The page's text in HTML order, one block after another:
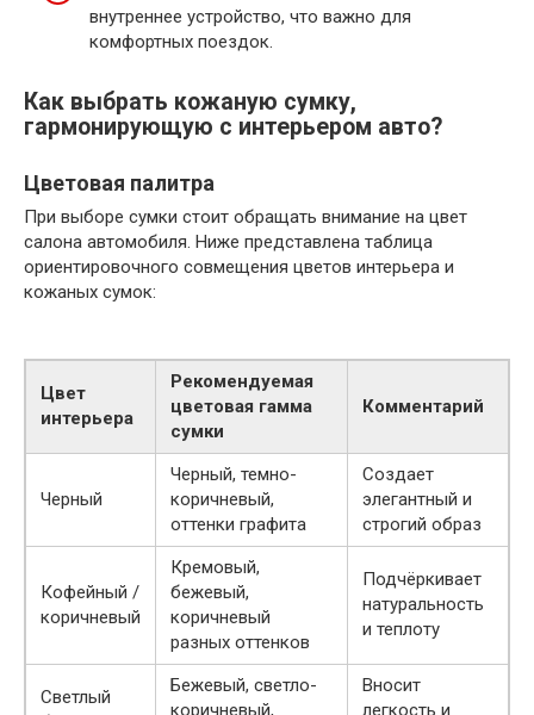
внутреннее устройство, что важно для
комфортных поездок.
Как выбрать кожаную сумку,
гармонирующую с интерьером авто?
Цветовая палитра
При выборе сумки стоит обращать внимание на цвет
салона автомобиля. Ниже представлена таблица
ориентировочного совмещения цветов интерьера и
кожаных сумок:
Цвет
интерьера
Рекомендуемая
цветовая гамма
сумки
Комментарий
Черный
Черный, темно-
коричневый,
оттенки графита
Создает
элегантный и
строгий образ
Кофейный /
коричневый
Кремовый,
бежевый,
коричневый
разных оттенков
Подчёркивает
натуральность
и теплоту
Светлый
Бежевый, светло-
коричневый,
Вносит
легкость и